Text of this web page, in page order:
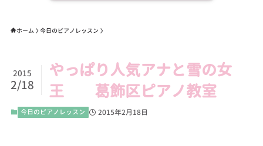
ホーム 今日のピアノレッスン
やっぱり人気アナと雪の女
王 葛飾区ピアノ教室
2015
2/18
今日のピアノレッスン 2015年2月18日